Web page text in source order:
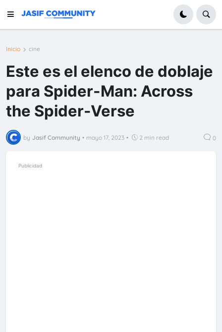
Inicio cine
Este es el elenco de doblaje
para Spider-Man: Across
the Spider-Verse
by Jasif Community • mayo 17, 2023 • 2 min read 0
Publicidad